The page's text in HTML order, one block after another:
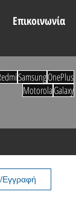
Επικοινωνία
Εγγραφή
SamsungOnePlus
MotorolaGalaxy